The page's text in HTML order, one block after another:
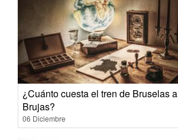
¿Cuánto cuesta el tren de Bruselas a
Brujas?
06 Diciembre